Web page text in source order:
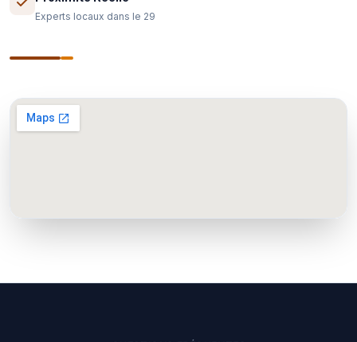
Experts locaux dans le 29